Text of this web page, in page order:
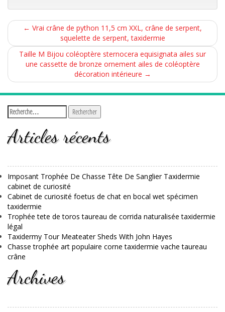
← Vrai crâne de python 11,5 cm XXL, crâne de serpent,
squelette de serpent, taxidermie
Taille M Bijou coléoptère sternocera equisignata ailes sur
une cassette de bronze ornement ailes de coléoptère
décoration intérieure →
Articles récents
Imposant Trophée De Chasse Tête De Sanglier Taxidermie
cabinet de curiosité
Cabinet de curiosité foetus de chat en bocal wet spécimen
taxidermie
Trophée tete de toros taureau de corrida naturalisée taxidermie
légal
Taxidermy Tour Meateater Sheds With John Hayes
Chasse trophée art populaire corne taxidermie vache taureau
crâne
Archives